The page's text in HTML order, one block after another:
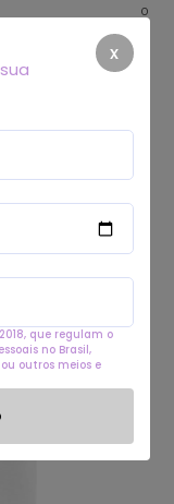
0
x
que regulam o
no Brasil,
outros meios e